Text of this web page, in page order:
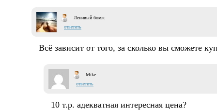
Ленивый бомж
ответить
Всё зависит от того, за сколько вы сможете
Mike
ответить
10 т.р. адекватная интересная цена?